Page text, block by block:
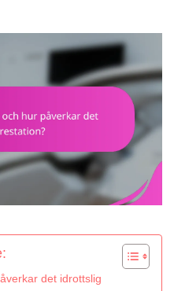
det idrottslig